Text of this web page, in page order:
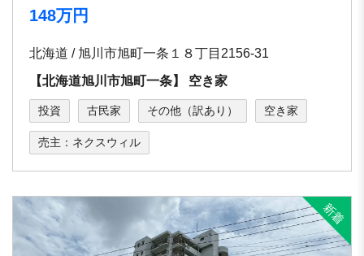
148万円
北海道 / 旭川市旭町⼀条１８丁⽬2156-31
【北海道旭川市旭町⼀条】 空き家
投資 古民家 その他（訳あり） 空き家
売主：ネクスウィル